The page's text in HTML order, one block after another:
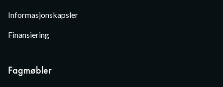
Informasjonskapsler
Finansiering
Fagmøbler